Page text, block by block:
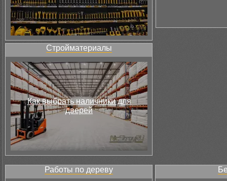
Стройматериалы
Как выбрать наличники для
дверей
Работы по дереву